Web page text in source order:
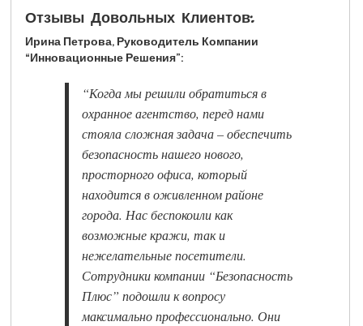
Отзывы Довольных Клиентов:
Ирина Петрова, Руководитель Компании
“Инновационные Решения”:
“Когда мы решили обратиться в
охранное агентство, перед нами
стояла сложная задача – обеспечить
безопасность нашего нового,
просторного офиса, который
находится в оживленном районе
города. Нас беспокоили как
возможные кражи, так и
нежелательные посетители.
Сотрудники компании “Безопасность
Плюс” подошли к вопросу
максимально профессионально. Они